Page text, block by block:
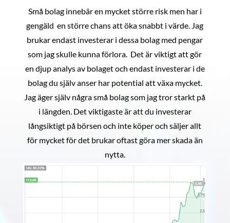
Små bolag innebär en mycket större risk men har i
gengäld en större chans att öka snabbt i värde. Jag
brukar endast investerar i dessa bolag med pengar
som jag skulle kunna förlora. Det är viktigt att gör
en djup analys av bolaget och endast investerar i de
bolag du själv anser har potential att växa mycket.
Jag äger själv några små bolag som jag tror starkt på
i längden. Det viktigaste är att du investerar
långsiktigt på börsen och inte köper och säljer allt
för mycket för det brukar oftast göra mer skada än
nytta.